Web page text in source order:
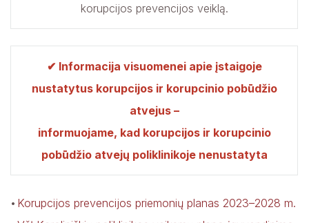
korupcijos prevencijos veiklą.
✔ Informacija visuomenei apie įstaigoje
nustatytus korupcijos ir korupcinio pobūdžio
atvejus –
informuojame, kad korupcijos ir korupcinio
pobūdžio atvejų poliklinikoje nenustatyta
Korupcijos prevencijos priemonių planas 2023–2028 m.